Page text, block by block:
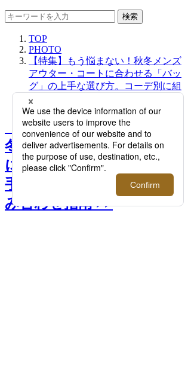
検索
TOP
PHOTO
【特集】もう悩まない！秋冬メンズ
アウター・コートに合わせる「バッ
グ」の上手な選び方。コーデ別に組
み合わせ指南
【特集】もう悩まない！秋
冬メンズアウター・コート
に合わせる「バッグ」の上
手な選び方。コーデ別に組
み合わせ指南 >>